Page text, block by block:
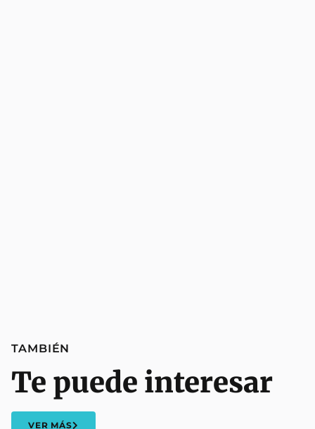
TAMBIÉN
Te puede interesar
VER MÁS